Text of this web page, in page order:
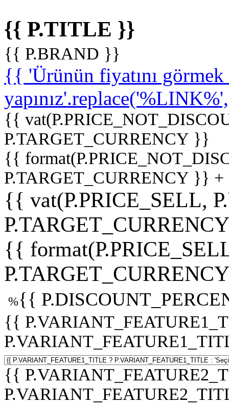
{{ P.TITLE }}
{{ P.BRAND }}
{{ 'Ürünün fiyatını
{{
P.TARGET_CURRENCY }}
{{
P.TARGET_CURRENCY }}
{{ vat(P.PRICE_SELL,
{{
%{{
{{
{{